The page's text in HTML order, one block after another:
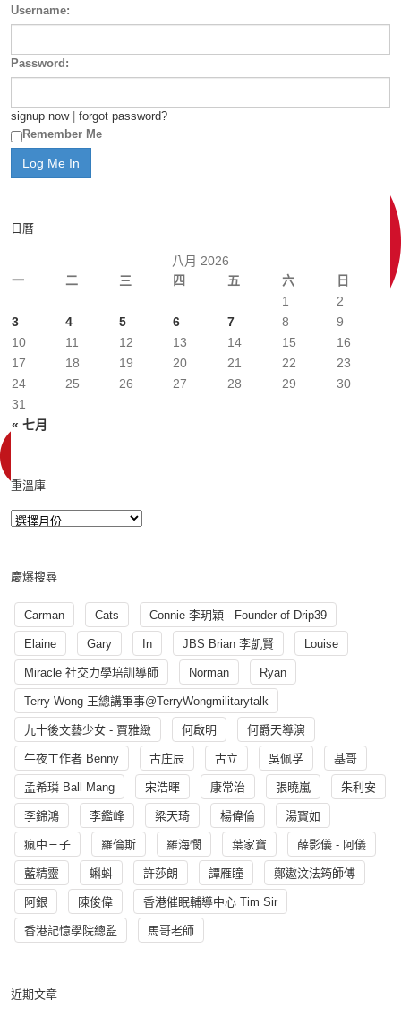
Username:
Password:
signup now| forgot password?
Remember Me
日曆
八月 2026
一
二 三 四 五 六 日
« 七月
1
2
3
4 5 6 7 8
9
10
11 12 13 14 15
16
17
18 19 20 21 22
23
24
25 26 27 28 29
30
31
重溫庫
慶爆搜尋
Carman Cats Connie 李玥穎 - Founder of Drip39
Elaine Gary In JBS Brian 李凱賢 Louise
Miracle 社交力學培訓導師 Norman Ryan
Terry Wong 王總講軍事@TerryWongmilitarytalk
九十後文藝少女 - 賈雅緻 何啟明 何爵天導演
午夜工作者 Benny 古庄辰 古立 吳佩孚 基哥
孟希璘 Ball Mang 宋浩暉 康常治 張曉嵐 朱利安
李錦鴻 李鑑峰 梁天琦 楊偉倫 湯寳如
瘋中三子 羅倫斯 羅海憫 葉家寶 薛影儀 - 阿儀
藍精靈 蝌蚪 許莎朗 譚雁瞳 鄭遨汶法筠師傅
阿銀 陳俊偉 香港催眠輔導中心 Tim Sir
香港記憶學院總監 馬哥老師
近期文章